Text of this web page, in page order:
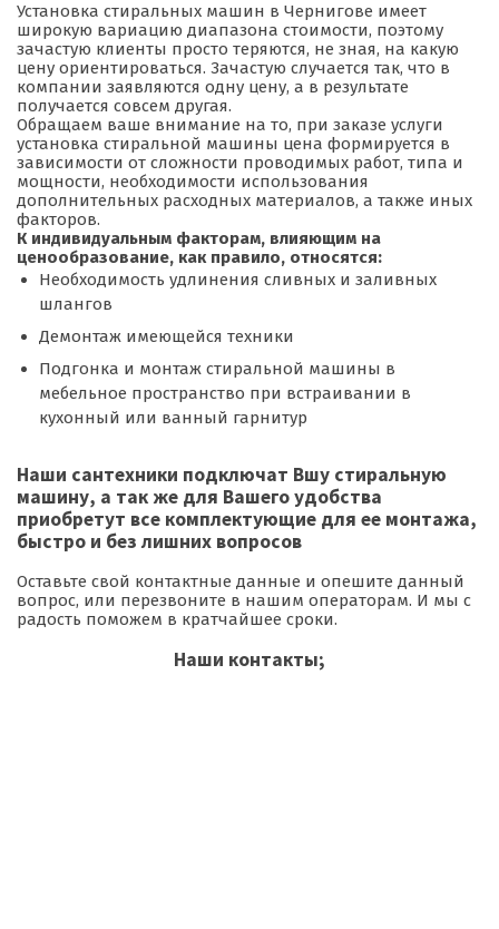
Установка стиральных машин в Чернигове имеет
широкую вариацию диапазона стоимости, поэтому
зачастую клиенты просто теряются, не зная, на какую
цену ориентироваться. Зачастую случается так, что в
компании заявляются одну цену, а в результате
получается совсем другая.
Обращаем ваше внимание на то, при заказе услуги
установка стиральной машины цена формируется в
зависимости от сложности проводимых работ, типа и
мощности, необходимости использования
дополнительных расходных материалов, а также иных
факторов.
К индивидуальным факторам, влияющим на
ценообразование, как правило, относятся:
Необходимость удлинения сливных и заливных
шлангов
Демонтаж имеющейся техники
Подгонка и монтаж стиральной машины в
мебельное пространство при встраивании в
кухонный или ванный гарнитур
Наши сантехники подключат Вшу стиральную
машину, а так же для Вашего удобства
приобретут все комплектующие для ее монтажа,
быстро и без лишних вопросов
Оставьте свой контактные данные и опешите данный
вопрос, или перезвоните в нашим операторам. И мы с
радость поможем в кратчайшее сроки.
Наши контакты;